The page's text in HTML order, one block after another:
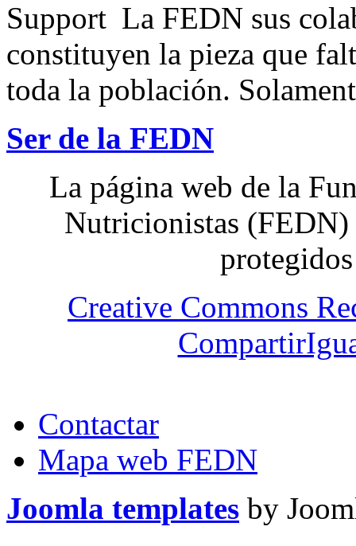
La FEDN sus
constituyen la pieza que
toda la población.
Ser de la FEDN
La página web de la
Nutricionistas (FEDN)
Creative Commons
Contactar
Mapa web FEDN
Joomla templates by